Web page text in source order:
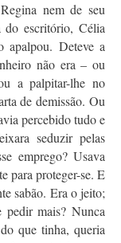
nem de seu
do escritório, Célia
apalpou. Deteve a
não era – ou
a palpitar-lhe no
de demissão. Ou
percebido tudo e
seduzir pelas
emprego? Usava
para proteger-se. E
sabão. Era o jeito;
pedir mais? Nunca
que tinha, queria